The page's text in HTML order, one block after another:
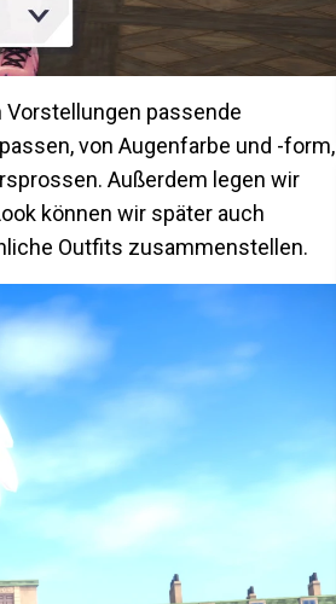
passende
von Augenfarbe und -form,
Außerdem legen wir
können wir später auch
Outfits zusammenstellen.